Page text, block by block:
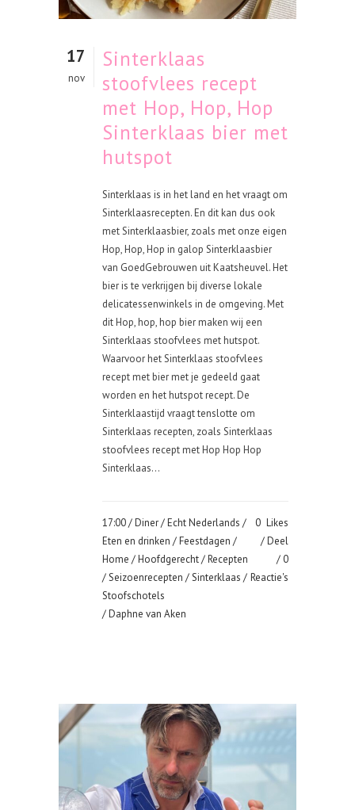
17
nov
Sinterklaas
stoofvlees recept
met Hop, Hop, Hop
Sinterklaas bier met
hutspot
Sinterklaas is in het land en het vraagt om
Sinterklaasrecepten. En dit kan dus ook
met Sinterklaasbier, zoals met onze eigen
Hop, Hop, Hop in galop Sinterklaasbier
van GoedGebrouwen uit Kaatsheuvel. Het
bier is te verkrijgen bij diverse lokale
delicatessenwinkels in de omgeving. Met
dit Hop, hop, hop bier maken wij een
Sinterklaas stoofvlees met hutspot.
Waarvoor het Sinterklaas stoofvlees
recept met bier met je gedeeld gaat
worden en het hutspot recept. De
Sinterklaastijd vraagt tenslotte om
Sinterklaas recepten, zoals Sinterklaas
stoofvlees recept met Hop Hop Hop
Sinterklaas...
17:00 /Diner/Echt Nederlands /
Eten en drinken /Feestdagen /
Home /Hoofdgerecht/Recepten
/Seizoenrecepten /Sinterklaas /
Stoofschotels
/ Daphne van Aken
0 Likes
Deel
0
Reactie's